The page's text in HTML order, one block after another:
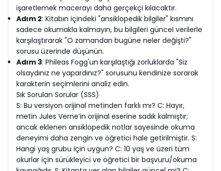
işaretlemek macerayı daha gerçekçi kılacaktır.
Adım 2: Kitabın içindeki "ansiklopedik bilgiler" kısmını
sadece okumakla kalmayın, bu bilgileri güncel verilerle
karşılaştırarak "O zamandan bugüne neler değişti?"
sorusu üzerinde düşünün.
Adım 3: Phileas Fogg'un karşılaştığı zorluklarda "Siz
olsaydınız ne yapardınız?" sorusunu kendinize sorarak
karakterin seçimlerini analiz edin.
Sık Sorulan Sorular (SSS)
S: Bu versiyon orijinal metinden farklı mı? C: Hayır,
metin Jules Verne’in orijinal eserine sadık kalmıştır;
ancak eklenen ansiklopedik notlar sayesinde okuma
deneyimi daha zengin ve öğretici hale getirilmiştir. S:
Hangi yaş grubu için uygun? C: 10 yaş ve üzeri tüm
okurlar için sürükleyici ve öğretici bir başvuru/okuma